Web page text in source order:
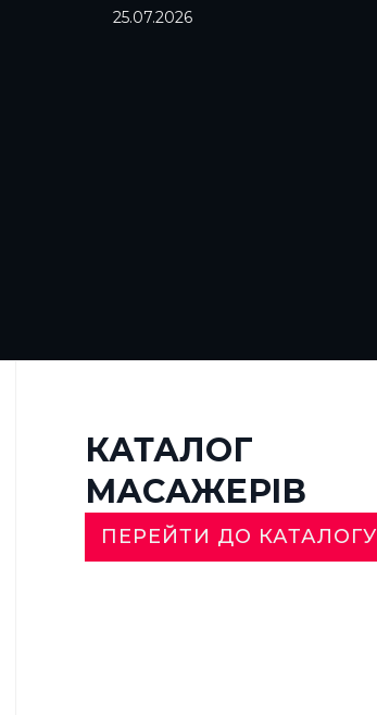
25.07.2026
КАТАЛОГ
МАСАЖЕРІВ
ПЕРЕЙТИ ДО КАТАЛОГУ